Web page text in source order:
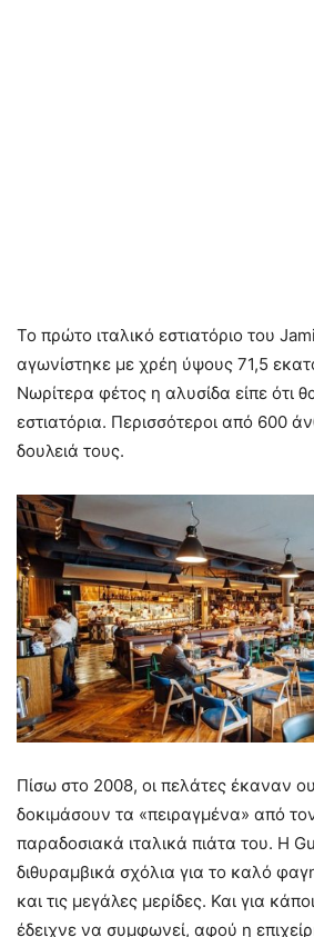
Το πρώτο ιταλικό εστιατόριο του
αγωνίστηκε με χρέη ύψους 71,5
Νωρίτερα φέτος η αλυσίδα είπε ότι
εστιατόρια. Περισσότεροι από 600
δουλειά τους.
Πίσω στο 2008, οι πελάτες έκαναν
δοκιμάσουν τα «πειραγμένα» από
παραδοσιακά ιταλικά πιάτα του. Η
διθυραμβικά σχόλια για το καλό
και τις μεγάλες μερίδες. Και για
έδειχνε να συμφωνεί, αφού η